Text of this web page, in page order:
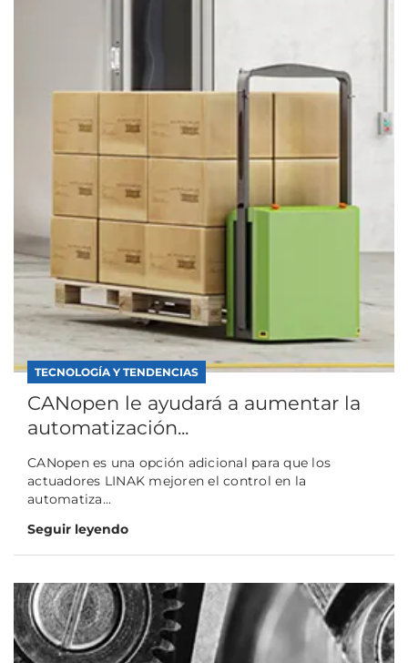
TECNOLOGÍA Y TENDENCIAS
CANopen le ayudará a aumentar la
automatización...
CANopen es una opción adicional para que los
actuadores LINAK mejoren el control en la
automatiza...
Seguir leyendo